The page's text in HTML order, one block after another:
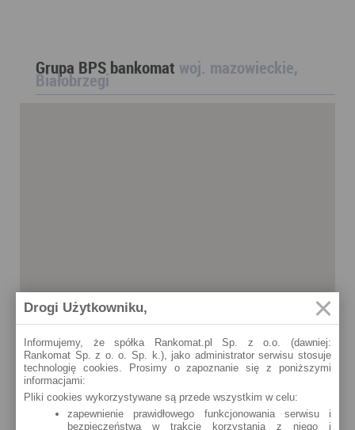
Grupa BPS bankomat woj. mazowieckie,
Białobrzegi
Drogi Użytkowniku,
Informujemy, że spółka Rankomat.pl Sp. z o.o. (dawniej:
Rankomat Sp. z o. o. Sp. k.), jako administrator serwisu stosuje
technologię cookies. Prosimy o zapoznanie się z poniższymi
informacjami:
Pliki cookies wykorzystywane są przede wszystkim w celu:
zapewnienie prawidłowego funkcjonowania serwisu i
bezpieczeństwa w trakcie korzystania z niego i